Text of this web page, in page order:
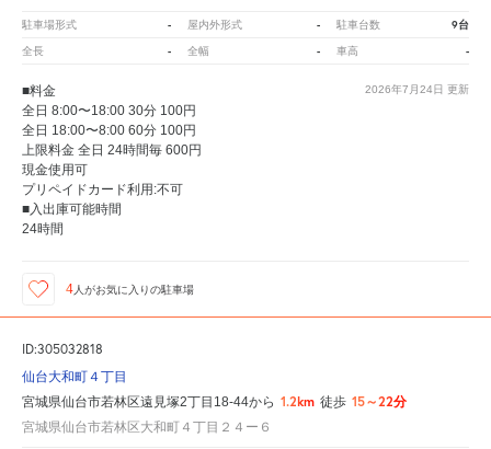
駐車場形式 - 屋内外形式 - 駐車台数 9台
全長 - 全幅 - 車高 -
2026年7月24日 更新
■料金
全日 8:00〜18:00 30分 100円
全日 18:00〜8:00 60分 100円
上限料金 全日 24時間毎 600円
現金使用可
プリペイドカード利用:不可
■入出庫可能時間
24時間
4 人がお気に入りの駐車場
ID:305032818
仙台大和町４丁目
宮城県仙台市若林区遠見塚2丁目18-44から 1.2km 徒歩 15～22分
宮城県仙台市若林区大和町４丁目２４ー６